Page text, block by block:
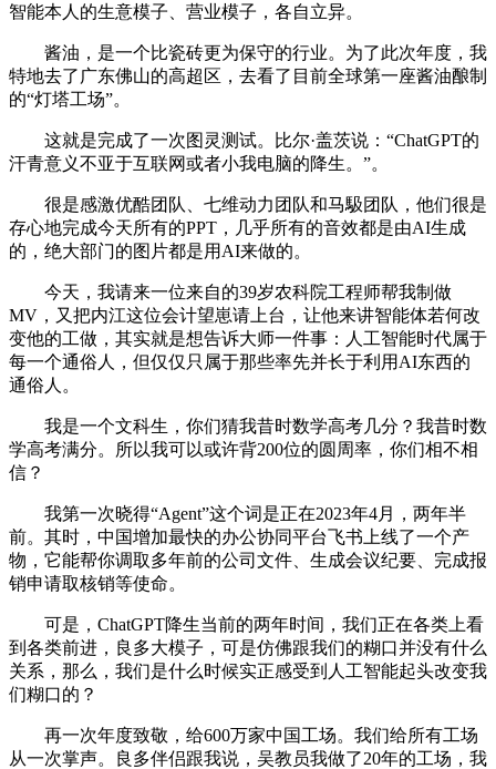
智能本人的生意模子、营业模子，各自立异。
酱油，是一个比瓷砖更为保守的行业。为了此次年度，我
特地去了广东佛山的高超区，去看了目前全球第一座酱油酿制
的“灯塔工场”。
这就是完成了一次图灵测试。比尔·盖茨说：“ChatGPT的
汗青意义不亚于互联网或者小我电脑的降生。”。
很是感激优酷团队、七维动力团队和马馺团队，他们很是
存心地完成今天所有的PPT，几乎所有的音效都是由AI生成
的，绝大部门的图片都是用AI来做的。
今天，我请来一位来自的39岁农科院工程师帮我制做
MV，又把内江这位会计望崽请上台，让他来讲智能体若何改
变他的工做，其实就是想告诉大师一件事：人工智能时代属于
每一个通俗人，但仅仅只属于那些率先并长于利用AI东西的
通俗人。
我是一个文科生，你们猜我昔时数学高考几分？我昔时数
学高考满分。所以我可以或许背200位的圆周率，你们相不相
信？
我第一次晓得“Agent”这个词是正在2023年4月，两年半
前。其时，中国增加最快的办公协同平台飞书上线了一个产
物，它能帮你调取多年前的公司文件、生成会议纪要、完成报
销申请取核销等使命。
可是，ChatGPT降生当前的两年时间，我们正在各类上看
到各类前进，良多大模子，可是仿佛跟我们的糊口并没有什么
关系，那么，我们是什么时候实正感受到人工智能起头改变我
们糊口的？
再一次年度致敬，给600万家中国工场。我们给所有工场
从一次掌声。良多伴侣跟我说，吴教员我做了20年的工场，我